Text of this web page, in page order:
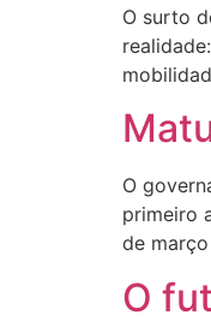
O surto
O
primeiro
de
O